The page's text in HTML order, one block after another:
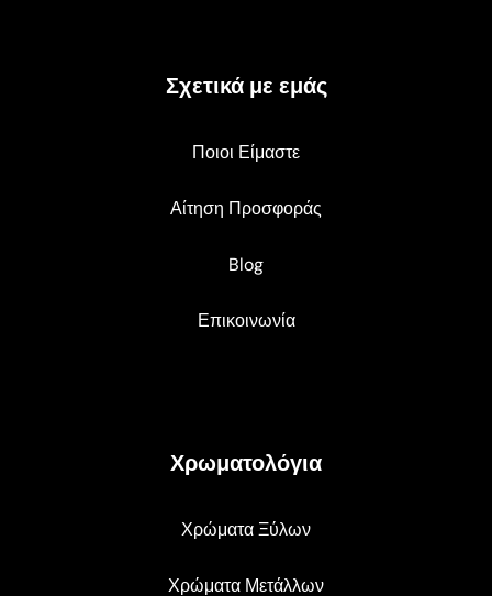
Σχετικά με εμάς
Ποιοι Είμαστε
Αίτηση Προσφοράς
Blog
Επικοινωνία
Χρωματολόγια
Χρώματα Ξύλων
Χρώματα Μετάλλων